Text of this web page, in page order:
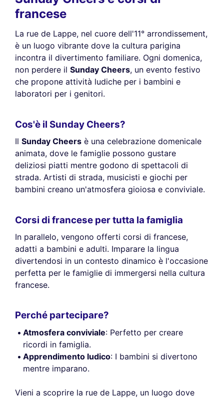
francese
La rue de Lappe, nel cuore dell'11° arrondissement,
è un luogo vibrante dove la cultura parigina
incontra il divertimento familiare. Ogni domenica,
non perdere il Sunday Cheers, un evento festivo
che propone attività ludiche per i bambini e
laboratori per i genitori.
Cos'è il Sunday Cheers?
Il Sunday Cheers è una celebrazione domenicale
animata, dove le famiglie possono gustare
deliziosi piatti mentre godono di spettacoli di
strada. Artisti di strada, musicisti e giochi per
bambini creano un'atmosfera gioiosa e conviviale.
Corsi di francese per tutta la famiglia
In parallelo, vengono offerti corsi di francese,
adatti a bambini e adulti. Imparare la lingua
divertendosi in un contesto dinamico è l'occasione
perfetta per le famiglie di immergersi nella cultura
francese.
Perché partecipare?
Atmosfera conviviale: Perfetto per creare
ricordi in famiglia.
Apprendimento ludico: I bambini si divertono
mentre imparano.
Vieni a scoprire la rue de Lappe, un luogo dove